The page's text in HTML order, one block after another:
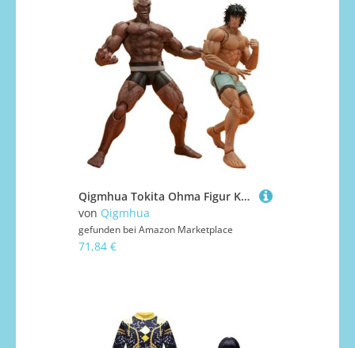
Qigmhua Tokita Ohma Figur Kure Raian Statue, Anime Actionfigur Beweglich und Austauschbares Zubehör PVC Modell Sammlerstück Geschenke
von Qigmhua
gefunden bei Amazon Marketplace
71,84 €